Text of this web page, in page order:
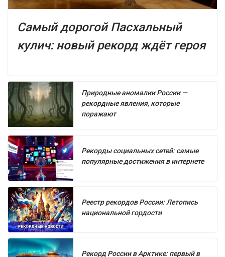
Самый дорогой Пасхальный
кулич: новый рекорд ждёт героя
Природные аномалии России —
рекордные явления, которые
поражают
Рекорды социальных сетей: самые
популярные достижения в интернете
Реестр рекордов России: Летопись
национальной гордости
Рекорд России в Арктике: первый в